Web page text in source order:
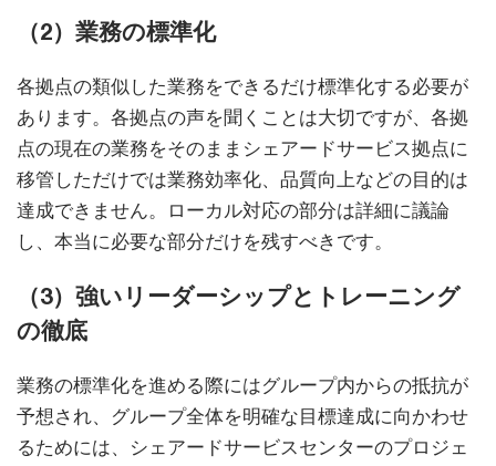
（2）業務の標準化
各拠点の類似した業務をできるだけ標準化する必要が
あります。各拠点の声を聞くことは大切ですが、各拠
点の現在の業務をそのままシェアードサービス拠点に
移管しただけでは業務効率化、品質向上などの目的は
達成できません。ローカル対応の部分は詳細に議論
し、本当に必要な部分だけを残すべきです。
（3）強いリーダーシップとトレーニング
の徹底
業務の標準化を進める際にはグループ内からの抵抗が
予想され、グループ全体を明確な目標達成に向かわせ
るためには、シェアードサービスセンターのプロジェ